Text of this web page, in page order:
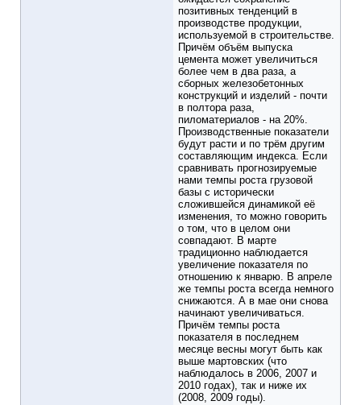
позитивных тенденций в
производстве продукции,
используемой в строительстве.
Причём объём выпуска
цемента может увеличиться
более чем в два раза, а
сборных железобетонных
конструкций и изделий - почти
в полтора раза,
пиломатериалов - на 20%.
Производственные показатели
будут расти и по трём другим
составляющим индекса. Если
сравнивать прогнозируемые
нами темпы роста грузовой
базы с исторически
сложившейся динамикой её
изменения, то можно говорить
о том, что в целом они
совпадают. В марте
традиционно наблюдается
увеличение показателя по
отношению к январю. В апреле
же темпы роста всегда немного
снижаются. А в мае они снова
начинают увеличиваться.
Причём темпы роста
показателя в последнем
месяце весны могут быть как
выше мартовских (что
наблюдалось в 2006, 2007 и
2010 годах), так и ниже их
(2008, 2009 годы).